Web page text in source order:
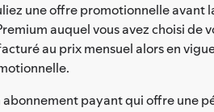
une offre promotionnelle
auquel vous avez choisi
au prix mensuel alors en
abonnement payant qui offre une